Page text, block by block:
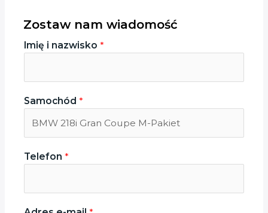
Zostaw nam wiadomość
Imię i nazwisko*
Samochód*
Telefon*